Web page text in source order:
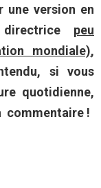
une version en
peu
mondiale),
si vous
quotidienne,
commentaire !